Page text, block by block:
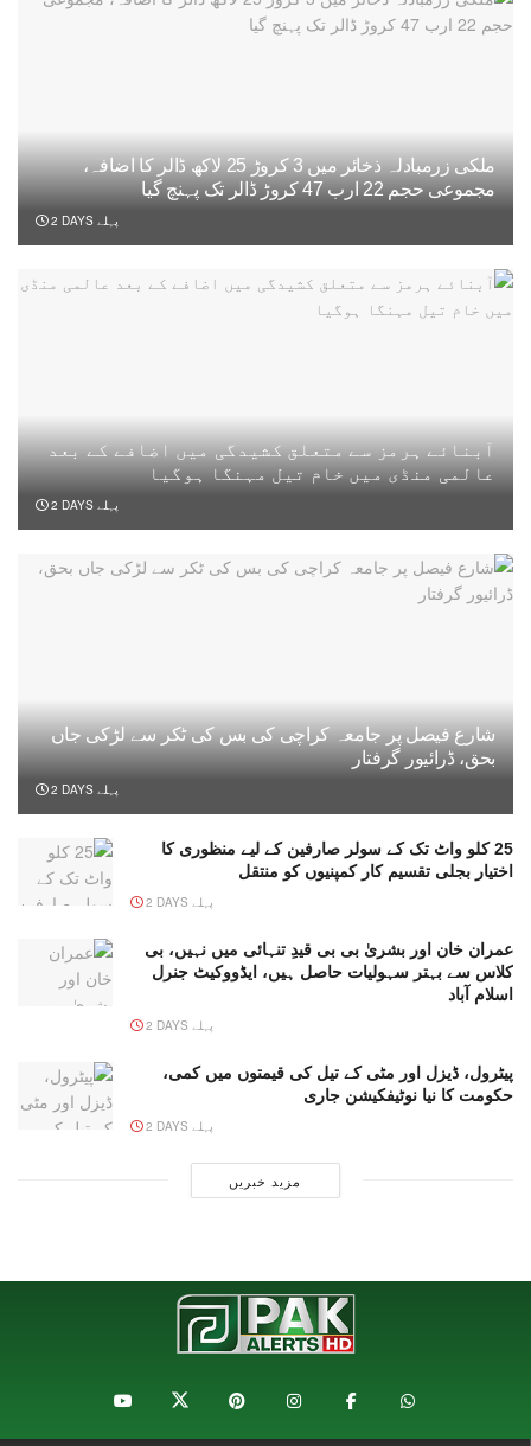
ملکی زرمبادلہ ذخائر میں 3 کروڑ 25 لاکھ ڈالر کا اضافہ،
مجموعی حجم 22 ارب 47 کروڑ ڈالر تک پہنچ گیا
2 DAYS پہلے
آبنائے ہرمز سے متعلق کشیدگی میں اضافے کے بعد
عالمی منڈی میں خام تیل مہنگا ہوگیا
2 DAYS پہلے
شارع فیصل پر جامعہ کراچی کی بس کی ٹکر سے لڑکی جاں
بحق، ڈرائیور گرفتار
2 DAYS پہلے
25 کلو واٹ تک کے سولر صارفین کے لیے منظوری کا
اختیار بجلی تقسیم کار کمپنیوں کو منتقل
2 DAYS پہلے
عمران خان اور بشریٰ بی بی قیدِ تنہائی میں نہیں، بی
کلاس سے بہتر سہولیات حاصل ہیں، ایڈووکیٹ جنرل
اسلام آباد
2 DAYS پہلے
پیٹرول، ڈیزل اور مٹی کے تیل کی قیمتوں میں کمی،
حکومت کا نیا نوٹیفکیشن جاری
2 DAYS پہلے
مزید خبریں